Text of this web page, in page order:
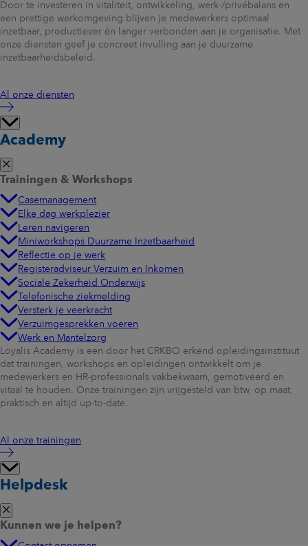
Door te investeren in vitaliteit, ontwikkeling, werk-/privébalans en
een prettige werkomgeving blijven je medewerkers optimaal
inzetbaar, productiever én langer verbonden aan je organisatie. Met
onze diensten geef je concreet invulling aan je duurzame
inzetbaarheidsbeleid.
Al onze diensten
Academy
Trainingen & Workshops
Casemanagement
Elke dag werkplezier
Leren navigeren
Miniworkshops Duurzame Inzetbaarheid
Reflectie op je werk
Registeradviseur Verzuim en Inkomen
Sociale Zekerheid Onderwijs
Telefonische ziekmelding
Versterk je veerkracht
Verzuimgesprekken voeren
Werk en Mantelzorg
Loyalis Academy is een door het CRKBO erkend opleidingsinstituut
dat trainingen, workshops en opleidingen ontwikkelt om je
medewerkers en HR-professionals vakbekwaam, gemotiveerd en
vitaal te houden. Onze trainingen zijn vrijgesteld van btw, op maat,
praktisch en altijd up-to-date.
Al onze trainingen
Helpdesk
Kunnen we je helpen?